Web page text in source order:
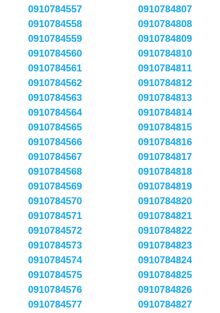
0910784557
0910784558
0910784559
0910784560
0910784561
0910784562
0910784563
0910784564
0910784565
0910784566
0910784567
0910784568
0910784569
0910784570
0910784571
0910784572
0910784573
0910784574
0910784575
0910784576
0910784577
0910784807
0910784808
0910784809
0910784810
0910784811
0910784812
0910784813
0910784814
0910784815
0910784816
0910784817
0910784818
0910784819
0910784820
0910784821
0910784822
0910784823
0910784824
0910784825
0910784826
0910784827